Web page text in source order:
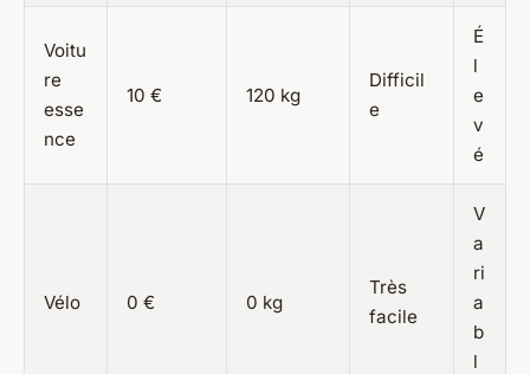
Voitu
re
esse
nce
10 € 120 kg
Difficil
e
É
l
e
v
é
Vélo 0 € 0 kg
Très
facile
V
a
ri
a
b
l